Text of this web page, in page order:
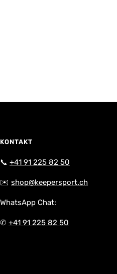
KONTAKT
📞 +41 91 225 82 50
✉️ shop@keepersport.ch
WhatsApp Chat:
✆ +41 91 225 82 50